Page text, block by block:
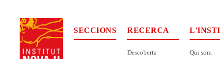
SECCIONS RECERCA
Descoberta
Qui som